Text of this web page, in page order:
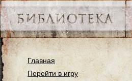
Главная
Перейти в игру